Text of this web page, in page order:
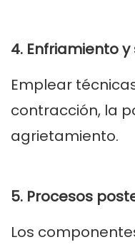
4. Enfriamiento
Emplear
contracción, la
agrietamiento.
5. Procesos
Los